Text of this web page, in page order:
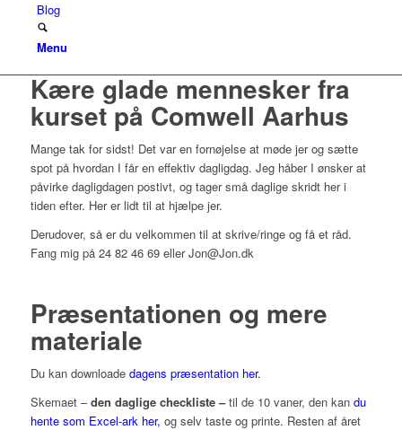
Blog
Menu
Kære glade mennesker fra
kurset på Comwell Aarhus
Mange tak for sidst! Det var en fornøjelse at møde jer og sætte
spot på hvordan I får en effektiv dagligdag. Jeg håber I ønsker at
påvirke dagligdagen postivt, og tager små daglige skridt her i
tiden efter. Her er lidt til at hjælpe jer.
Derudover, så er du velkommen til at skrive/ringe og få et råd.
Fang mig på 24 82 46 69 eller Jon@Jon.dk
Præsentationen og mere
materiale
Du kan downloadedagens præsentation her.
Skemaet –den daglige checkliste –til de 10 vaner, den kan du
hente som Excel-ark her, og selv taste og printe. Resten af året